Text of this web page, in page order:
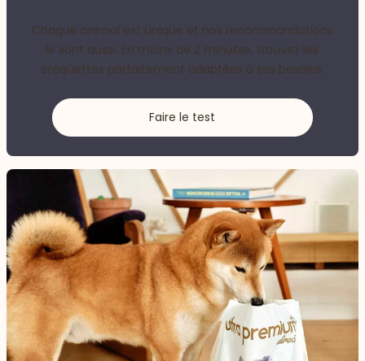
Chaque animal est unique et nos recommandations
le sont aussi. En moins de 2 minutes, trouvez les
croquettes parfaitement adaptées à ses besoins.
Faire le test